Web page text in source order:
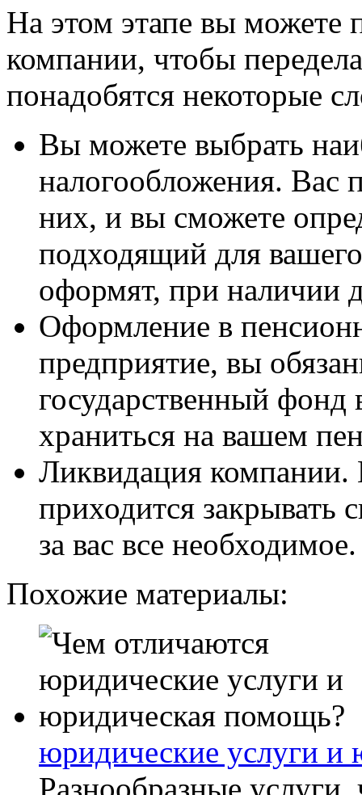
На этом этапе вы можете
компании, чтобы
понадобятся некоторые
Вы можете выбрать
налогообложения. Вас
них, и вы сможете
подходящий для
оформят, при наличии
Оформление в
предприятие, вы
государственный фонд
храниться на вашем
Ликвидация компании.
приходится закрывать
за вас все необходимое.
Похожие материалы:
юридические услуги
Разнообразные